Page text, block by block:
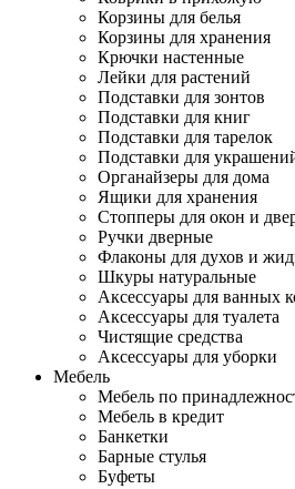
Корзины для белья
Корзины для хранения
Крючки настенные
Лейки для растений
Подставки для зонтов
Подставки для книг
Подставки для тарелок
Подставки для
Органайзеры для дома
Ящики для хранения
Стопперы для окон и
Ручки дверные
Флаконы для духов и
Шкуры натуральные
Аксессуары для ванных
Аксессуары для туалета
Чистящие средства
Аксессуары для уборки
Мебель
Мебель по
Мебель в кредит
Банкетки
Барные стулья
Буфеты